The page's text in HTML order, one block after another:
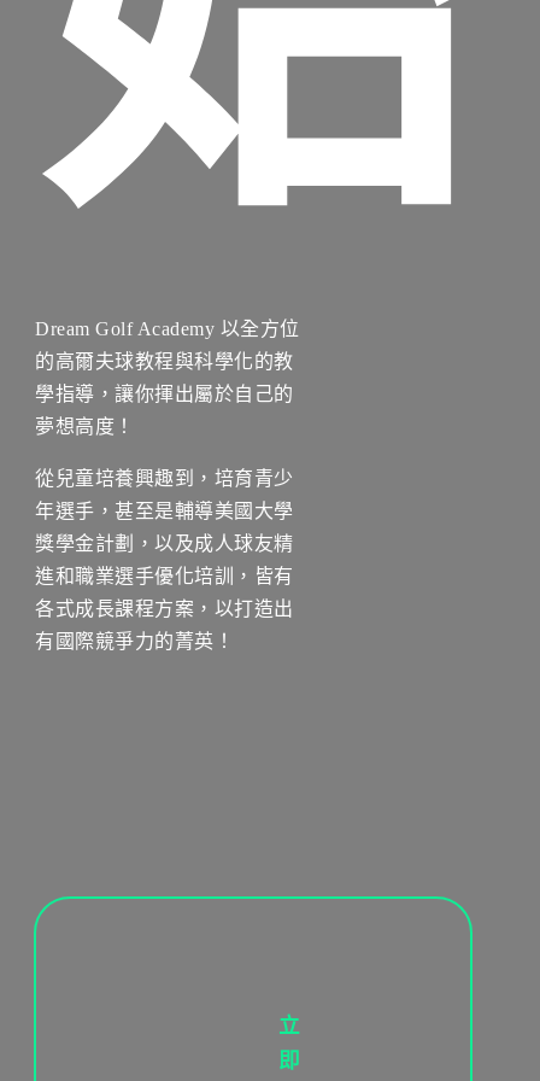
Dream Golf Academy 以全方位
的高爾夫球教程與科學化的教
學指導，讓你揮出屬於自己的
夢想高度！
從兒童培養興趣到，培育青少
年選手，甚至是輔導美國大學
獎學金計劃，以及成人球友精
進和職業選手優化培訓，皆有
各式成長課程方案，以打造出
有國際競爭力的菁英！
立
即